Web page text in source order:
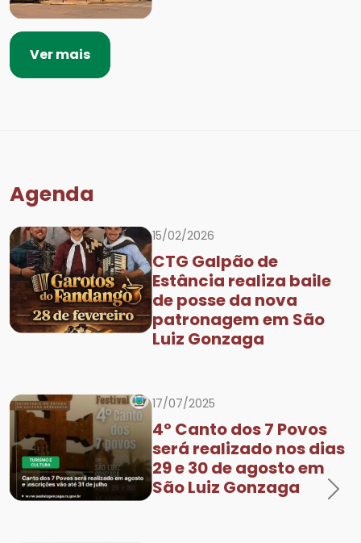
Ver mais
Agenda
15/02/2026
CTG Galpão de
Estância realiza baile
de posse da nova
patronagem em São
Luiz Gonzaga
17/07/2025
4º Canto dos 7 Povos
será realizado nos dias
29 e 30 de agosto em
São Luiz Gonzaga
Previous Next